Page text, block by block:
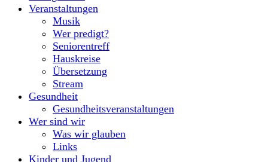
Veranstaltungen
Musik
Wer predigt?
Seniorentreff
Hauskreise
Übersetzung
Stream
Gesundheit
Gesundheitsveranstaltungen
Wer sind wir
Was wir glauben
Links
Kinder und Jugend